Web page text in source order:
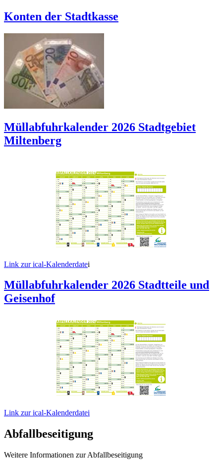
Konten der Stadtkasse
Müllabfuhrkalender 2026 Stadtgebiet
Miltenberg
Link zur ical-Kalenderdatei
Müllabfuhrkalender 2026 Stadtteile und
Geisenhof
Link zur ical-Kalenderdatei
Abfallbeseitigung
Weitere Informationen zur Abfallbeseitigung